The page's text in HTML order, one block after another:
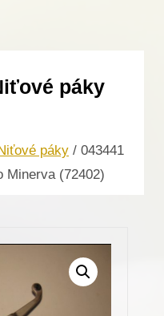
páky
páky / 043441
Minerva (72402)